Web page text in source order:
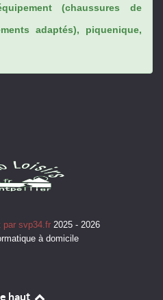
(chaussures de
adaptés), piquenique,
par svp34.fr 2025 - 2026
à domicile
haut